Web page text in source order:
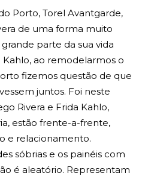
Porto, Torel Avantgarde,
de uma forma muito
parte da sua vida
ao remodelarmos o
fizemos questão de que
juntos. Foi neste
Rivera e Frida Kahlo,
estão frente-a-frente,
e relacionamento.
sóbrias e os painéis com
é aleatório. Representam